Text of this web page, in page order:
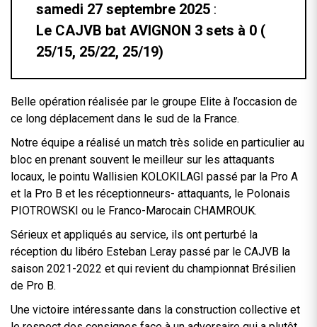
samedi 27 septembre 2025 :
Le CAJVB bat AVIGNON 3 sets à 0 (
25/15, 25/22, 25/19)
Belle opération réalisée par le groupe Elite à l’occasion de
ce long déplacement dans le sud de la France.
Notre équipe a réalisé un match très solide en particulier au
bloc en prenant souvent le meilleur sur les attaquants
locaux, le pointu Wallisien KOLOKILAGI passé par la Pro A
et la Pro B et les réceptionneurs- attaquants, le Polonais
PIOTROWSKI ou le Franco-Marocain CHAMROUK.
Sérieux et appliqués au service, ils ont perturbé la
réception du libéro Esteban Leray passé par le CAJVB la
saison 2021-2022 et qui revient du championnat Brésilien
de Pro B.
Une victoire intéressante dans la construction collective et